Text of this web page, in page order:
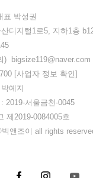
표 박성권
디지털1로5, 지하1층
) bigsize119@naver.com
[사업자 정보 확인]
예지
2019-서울금천-0045
제2019-0084005호
앤조이 all rights